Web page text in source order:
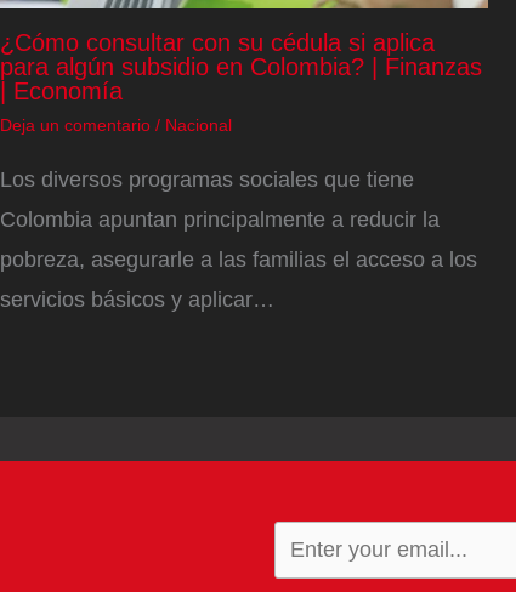
¿Cómo consultar con su cédula si aplica
para algún subsidio en Colombia? | Finanzas
| Economía
Deja un comentario / Nacional
Los diversos programas sociales que tiene
Colombia apuntan principalmente a reducir la
pobreza, asegurarle a las familias el acceso a los
servicios básicos y aplicar…